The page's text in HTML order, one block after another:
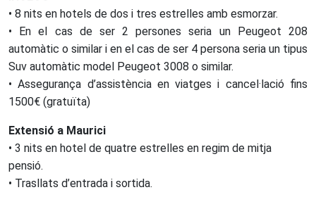
• 8 nits en hotels de dos i tres estrelles amb esmorzar.
• En el cas de ser 2 persones seria un Peugeot 208
automàtic o similar i en el cas de ser 4 persona seria un tipus
Suv automàtic model Peugeot 3008 o similar.
• Assegurança d’assistència en viatges i cancel·lació fins
1500€ (gratuïta)
Extensió a Maurici
• 3 nits en hotel de quatre estrelles en regim de mitja
pensió.
• Trasllats d’entrada i sortida.